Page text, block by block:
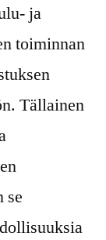
ja
toiminnan
Tällainen
se